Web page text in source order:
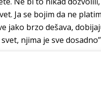
Ja se bojim da ne
jako brzo dešava,
njima je sve